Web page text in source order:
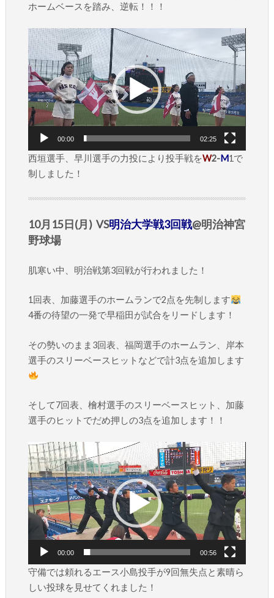
ホームベースを踏み、逆転！！！
動
画
プ
レ
ー
ヤ
ー
00:00 02:25
西垣選手、早川選手の力投により投手戦をW2-M1で
制しました！
10月15日(月) VS明治大学戦3回戦@明治神宮
野球場
肌寒い中、明治戦第3回戦が行われました！
1回表、加藤選手のホームランで2点を先制します
4番の待望の一発で早稲田が試合をリードします！
その勢いのまま3回表、福岡選手のホームラン、岸本
選手のスリーベースヒットなどで計3点を追加します
そして7回表、檜村選手のスリーベースヒット、加藤
選手のヒットでだめ押しの3点を追加します！！
動
画
プ
レ
ー
ヤ
ー
00:00 00:56
守備では頼れるエース小島投手が9回無失点と素晴ら
しい投球を見せてくれました！